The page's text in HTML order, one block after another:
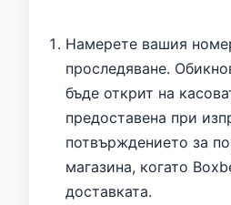
Намерете вашия
проследяване.
бъде открит на
предоставена при
потвърждението за
магазина, когато
доставката.